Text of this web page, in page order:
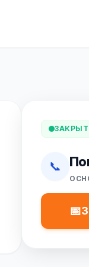
📞
📅